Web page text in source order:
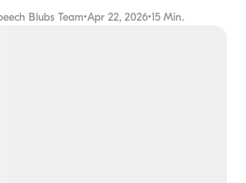
Blubs Team•Apr 22, 2026•15 Min.